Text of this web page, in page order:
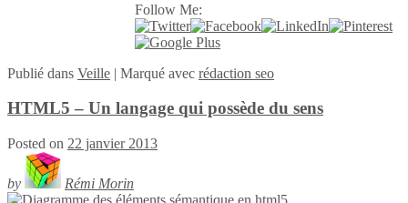
Follow Me:
Publié dans Veille | Marqué avec rédaction seo
HTML5 – Un langage qui possède du sens
Posted on 22 janvier 2013
by Rémi Morin